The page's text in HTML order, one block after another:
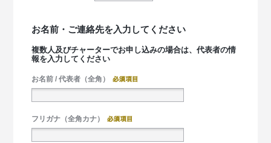
お名前・ご連絡先を入力してください
複数人及びチャーターでお申し込みの場合は、代表者の情
報を入力してください
お名前 / 代表者（全角）
フリガナ（全角カナ）